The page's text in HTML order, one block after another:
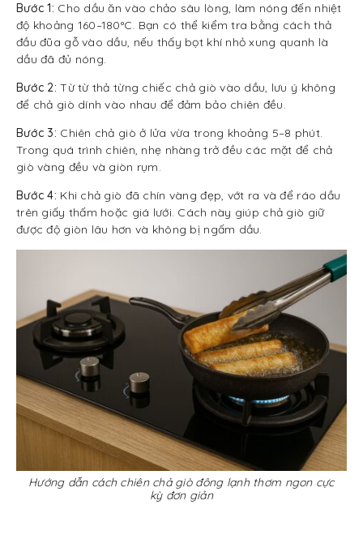
Bước 1: Cho dầu ăn vào chảo sâu lòng, làm nóng đến nhiệt
độ khoảng 160–180°C. Bạn có thể kiểm tra bằng cách thả
đầu đũa gỗ vào dầu, nếu thấy bọt khí nhỏ xung quanh là
dầu đã đủ nóng.
Bước 2: Từ từ thả từng chiếc chả giò vào dầu, lưu ý không
để chả giò dính vào nhau để đảm bảo chiên đều.
Bước 3: Chiên chả giò ở lửa vừa trong khoảng 5–8 phút.
Trong quá trình chiên, nhẹ nhàng trở đều các mặt để chả
giò vàng đều và giòn rụm.
Bước 4: Khi chả giò đã chín vàng đẹp, vớt ra và để ráo dầu
trên giấy thấm hoặc giá lưới. Cách này giúp chả giò giữ
được độ giòn lâu hơn và không bị ngấm dầu.
Hướng dẫn cách chiên chả giò đông lạnh thơm ngon cực
kỳ đơn giản